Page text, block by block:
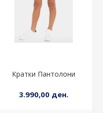
Кратки Пантолони
3.990,00 ден.